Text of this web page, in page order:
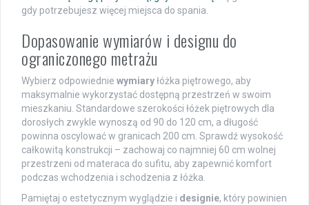
gdy potrzebujesz więcej miejsca do spania.
Dopasowanie wymiarów i designu do
ograniczonego metrażu
Wybierz odpowiednie wymiaryłóżka piętrowego, aby
maksymalnie wykorzystać dostępną przestrzeń w swoim
mieszkaniu. Standardowe szerokości łóżek piętrowych dla
dorosłych zwykle wynoszą od 90 do 120 cm, a długość
powinna oscylować w granicach 200 cm. Sprawdź wysokość
całkowitą konstrukcji – zachowaj co najmniej 60 cm wolnej
przestrzeni od materaca do sufitu, aby zapewnić komfort
podczas wchodzenia i schodzenia z łóżka.
Pamiętaj o estetycznym wyglądzie i designie, który powinien